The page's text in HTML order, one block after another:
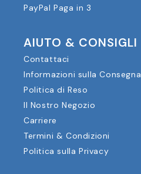
PayPal Paga in 3
AIUTO & CONSIGLI
Contattaci
Informazioni sulla Consegna
Politica di Reso
Il Nostro Negozio
Carriere
Termini & Condizioni
Politica sulla Privacy